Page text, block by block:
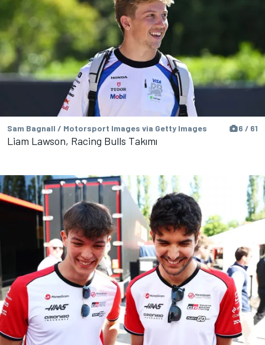
Sam Bagnall / Motorsport Images via Getty Images 6 / 61
Liam Lawson, Racing Bulls Takımı